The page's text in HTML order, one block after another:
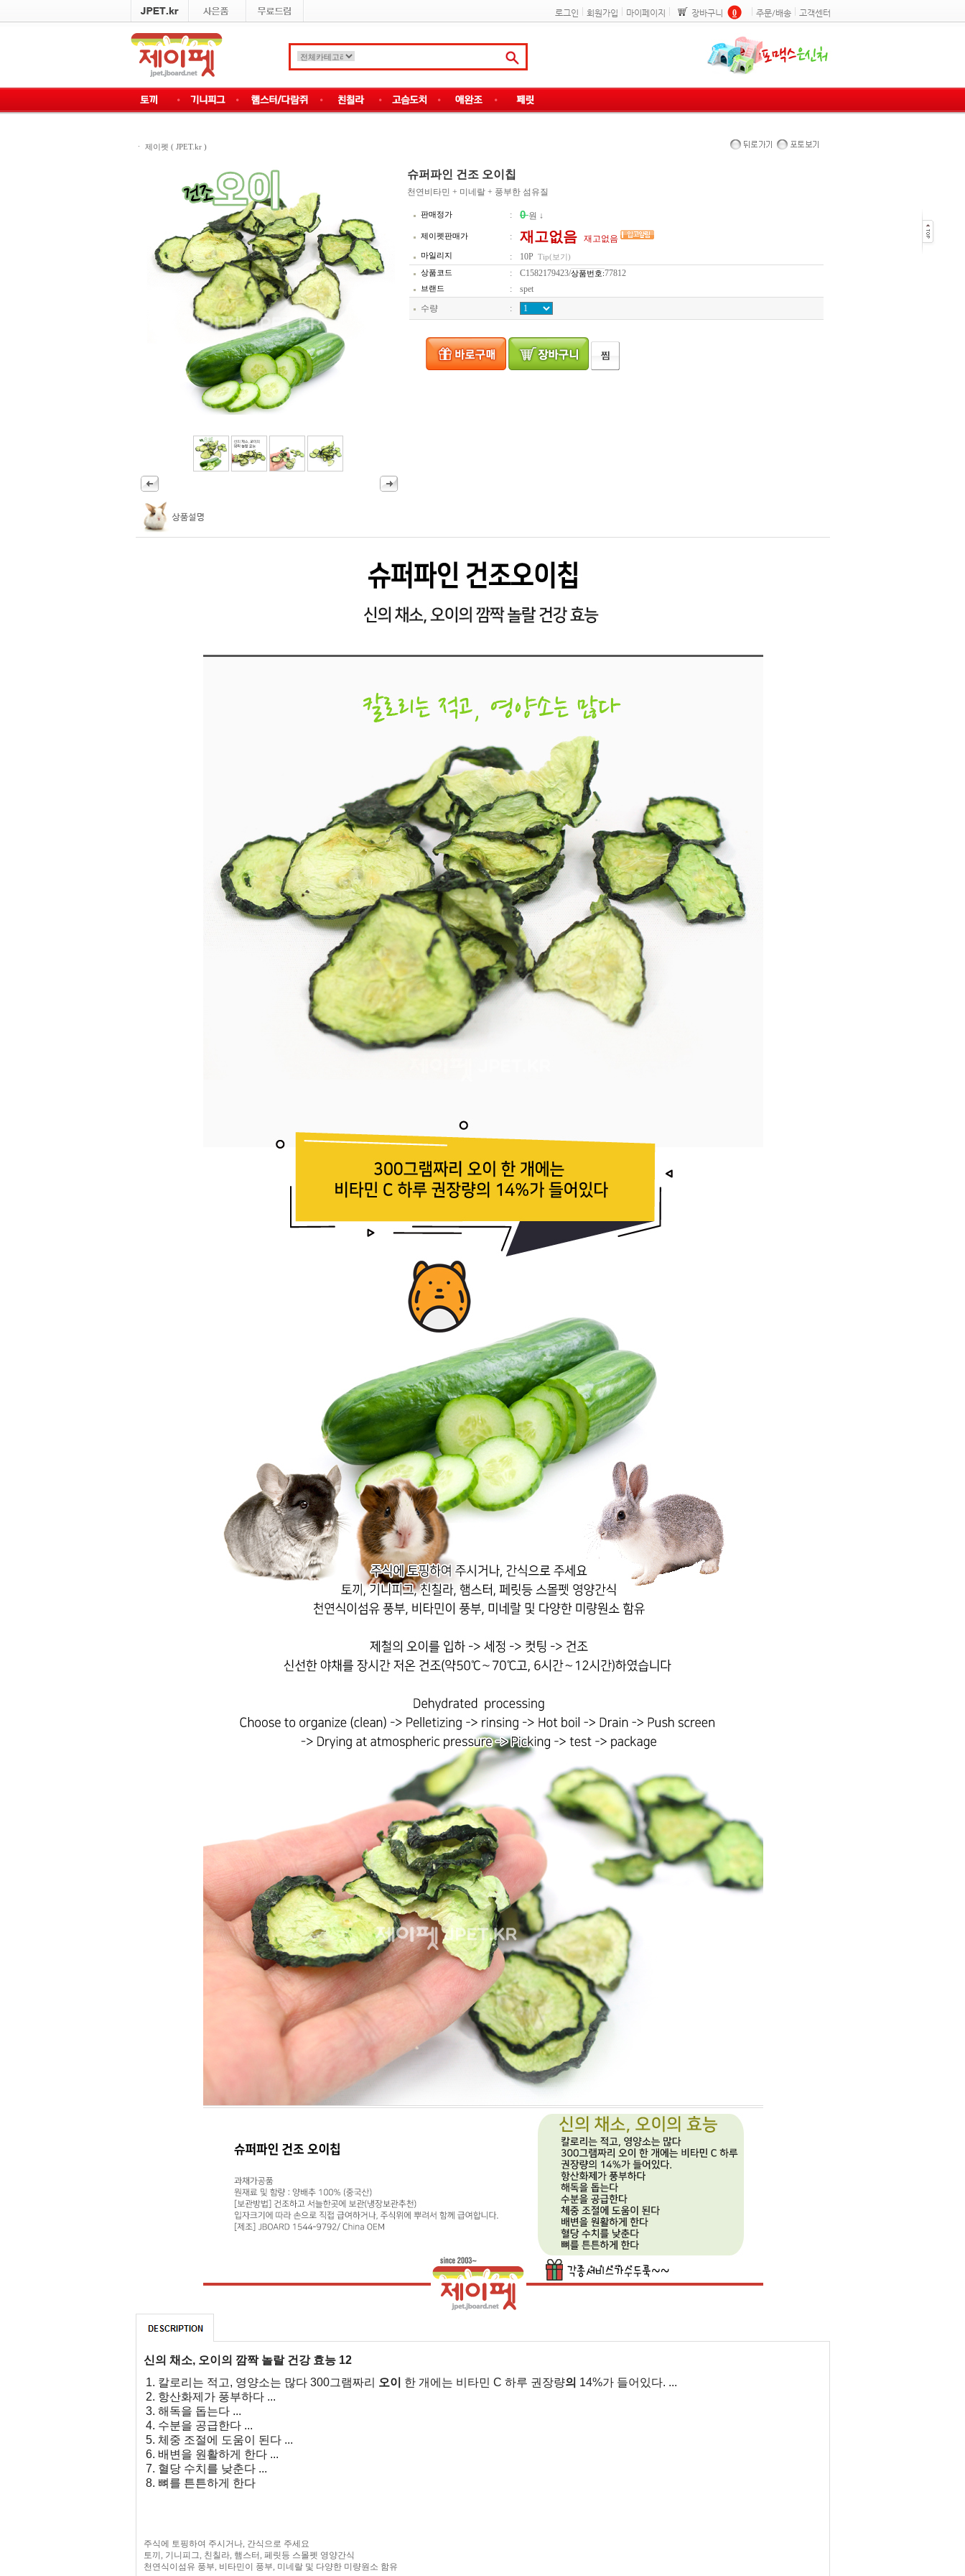
로그인 회원가입 마이페이지 장바구니 0 주문/배송 고객센터
ㆍ 제이펫 ( JPET.kr )
슈퍼파인 건조 오이칩
천연비타민 + 미네랄 + 풍부한 섬유질
판매정가 : 0원 ↓
제이펫판매가 : 재고없음 재고없음
마일리지 : 10P Tip(보기)
상품코드
: C1582179423/상품번호:77812
브랜드 :
spet
수량
:
신의 채소, 오이의 깜짝 놀랄 건강 효능 12
칼로리는 적고, 영양소는 많다 300그램짜리
오이 한 개에는 비타민 C 하루 권장량의 14%가 들어있다. ...
항산화제가 풍부하다 ...
해독을 돕는다 ...
수분을 공급한다 ...
체중 조절에 도움이 된다 ...
배변을 원활하게 한다 ...
혈당 수치를 낮춘다 ...
뼈를 튼튼하게 한다
주식에 토핑하여 주시거나, 간식으로 주세요
토끼, 기니피그, 친칠라, 햄스터, 페릿등 스몰펫 영양간식
천연식이섬유 풍부, 비타민이 풍부, 미네랄 및 다양한 미량원소 함유